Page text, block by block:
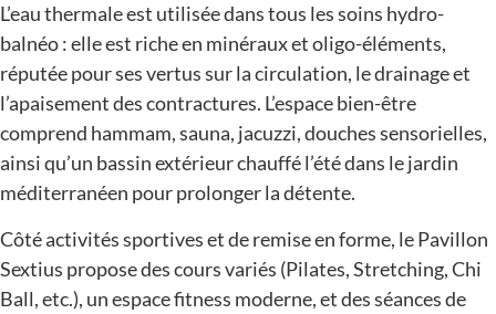
L’eau thermale est utilisée dans tous les soins hydro-
balnéo : elle est riche en minéraux et oligo-éléments,
réputée pour ses vertus sur la circulation, le drainage et
l’apaisement des contractures. L’espace bien-être
comprend hammam, sauna, jacuzzi, douches sensorielles,
ainsi qu’un bassin extérieur chauffé l’été dans le jardin
méditerranéen pour prolonger la détente.
Côté activités sportives et de remise en forme, le Pavillon
Sextius propose des cours variés (Pilates, Stretching, Chi
Ball, etc.), un espace fitness moderne, et des séances de